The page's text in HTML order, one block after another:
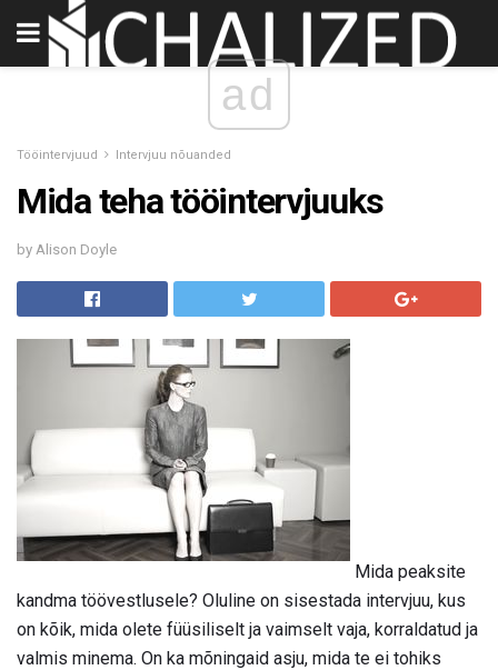
ad
Tööintervjuud Intervjuu nõuanded
Mida teha tööintervjuuks
by Alison Doyle
Mida peaksite
kandma töövestlusele? Oluline on sisestada intervjuu, kus
on kõik, mida olete füüsiliselt ja vaimselt vaja, korraldatud ja
valmis minema. On ka mõningaid asju, mida te ei tohiks